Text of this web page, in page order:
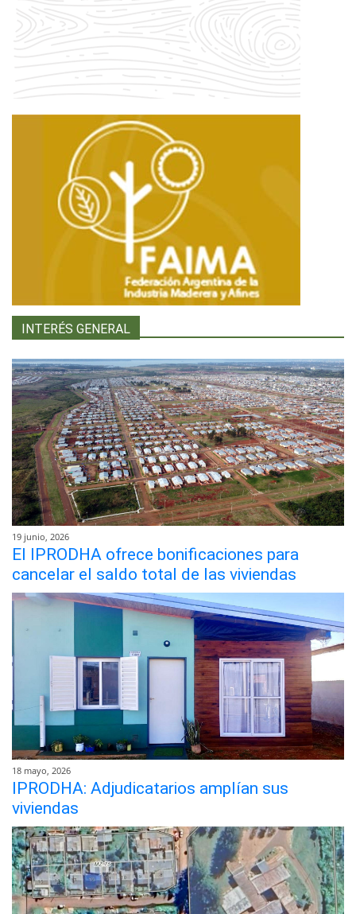
INTERÉS GENERAL
19 junio, 2026
El IPRODHA ofrece bonificaciones para
cancelar el saldo total de las viviendas
18 mayo, 2026
IPRODHA: Adjudicatarios amplían sus
viviendas